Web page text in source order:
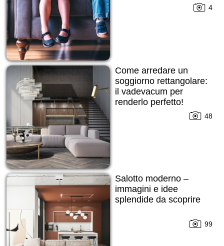
4
Come arredare un
soggiorno rettangolare:
il vadevacum per
renderlo perfetto!
48
Salotto moderno –
immagini e idee
splendide da scoprire
99